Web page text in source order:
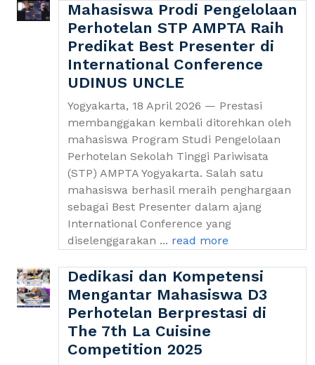
Mahasiswa Prodi Pengelolaan
Perhotelan STP AMPTA Raih
Predikat Best Presenter di
International Conference
UDINUS UNCLE
Yogyakarta, 18 April 2026 — Prestasi
membanggakan kembali ditorehkan oleh
mahasiswa Program Studi Pengelolaan
Perhotelan Sekolah Tinggi Pariwisata
(STP) AMPTA Yogyakarta. Salah satu
mahasiswa berhasil meraih penghargaan
sebagai Best Presenter dalam ajang
International Conference yang
diselenggarakan ... read more
Dedikasi dan Kompetensi
Mengantar Mahasiswa D3
Perhotelan Berprestasi di
The 7th La Cuisine
Competition 2025